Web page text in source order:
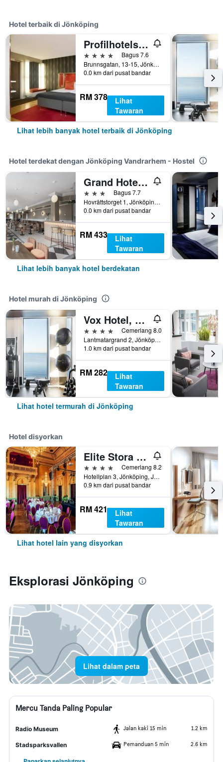
Hotel terbaik di Jönköping
Profilhotels Savoy
4 bintang
Bagus 7.6
Brunnsgatan, 13-15, Jönköping, Jonkopings Lan, Sweden
0.0 km dari pusat bandar
RM 378
Lihat
Tawaran
Lihat lebih banyak hotel terbaik di Jönköping
Hotel terdekat dengan Jönköping Vandrarhem - Hostel
Grand Hotel Jonkoping, BW Signature Collection
3 bintangBagus 7.7
Hovrättstorget 1, Jönköping, Jonkopings Lan, Sweden
0.0 km dari pusat bandar
RM 433
Lihat
Tawaran
Lihat lebih banyak hotel berdekatan
Hotel murah di Jönköping
Vox Hotel, an Ascend Collection Hotel
4 bintang
Cemerlang 8.0
Lantmatargrand 2, Jönköping, Jonkopings Lan, Sweden
1.0 km dari pusat bandar
RM 282
Lihat
Tawaran
Lihat hotel termurah di Jönköping
Hotel disyorkan
Elite Stora Hotellet Jönköping
4 bintang
Cemerlang 8.2
Hotellplan 3, Jönköping, Jonkopings Lan, Sweden
0.9 km dari pusat bandar
RM 421
Lihat
Tawaran
Lihat hotel lain yang disyorkan
Eksplorasi Jönköping
Lihat dalam peta
Mercu Tanda Paling Popular
Radio Museum Jalan kaki 15 min 1.2 km
Stadsparksvallen Pemanduan 5 min 2.6 km